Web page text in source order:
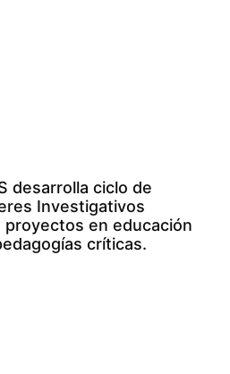
desarrolla ciclo de
Investigativos
proyectos en educación
críticas.